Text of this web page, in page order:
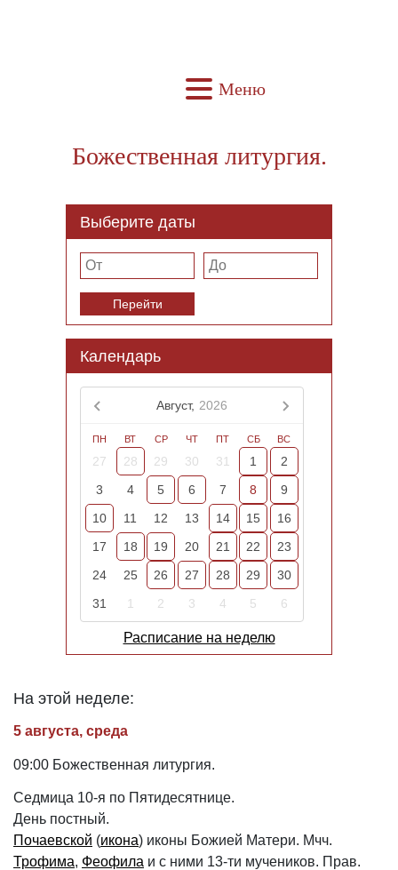
Меню
Божественная литургия.
Выберите даты
Перейти
Календарь
Август, 2026
ПН ВТ СР ЧТ ПТ СБ ВС
27 28 29 30 31 1
2
3
4 5 6 7 8
9
10
11 12 13 14 15
16
17
18 19 20 21 22
23
24
25 26 27 28 29
30
31
1 2 3 4 5 6
Расписание на неделю
На этой неделе:
5 августа, среда
09:00 Божественная литургия.
Седмица 10-я по Пятидесятнице.
День постный.
Почаевской (икона) иконы Божией Матери. Мчч.
Трофима, Феофила и с ними 13-ти мучеников. Прав.